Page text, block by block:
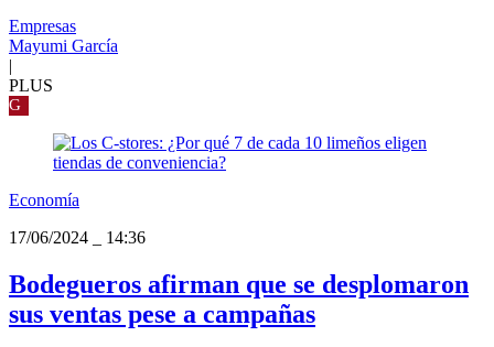
Empresas
Mayumi García
|
PLUS
G
Economía
17/06/2024
14:36
Bodegueros afirman que se desplomaron
sus ventas pese a campañas